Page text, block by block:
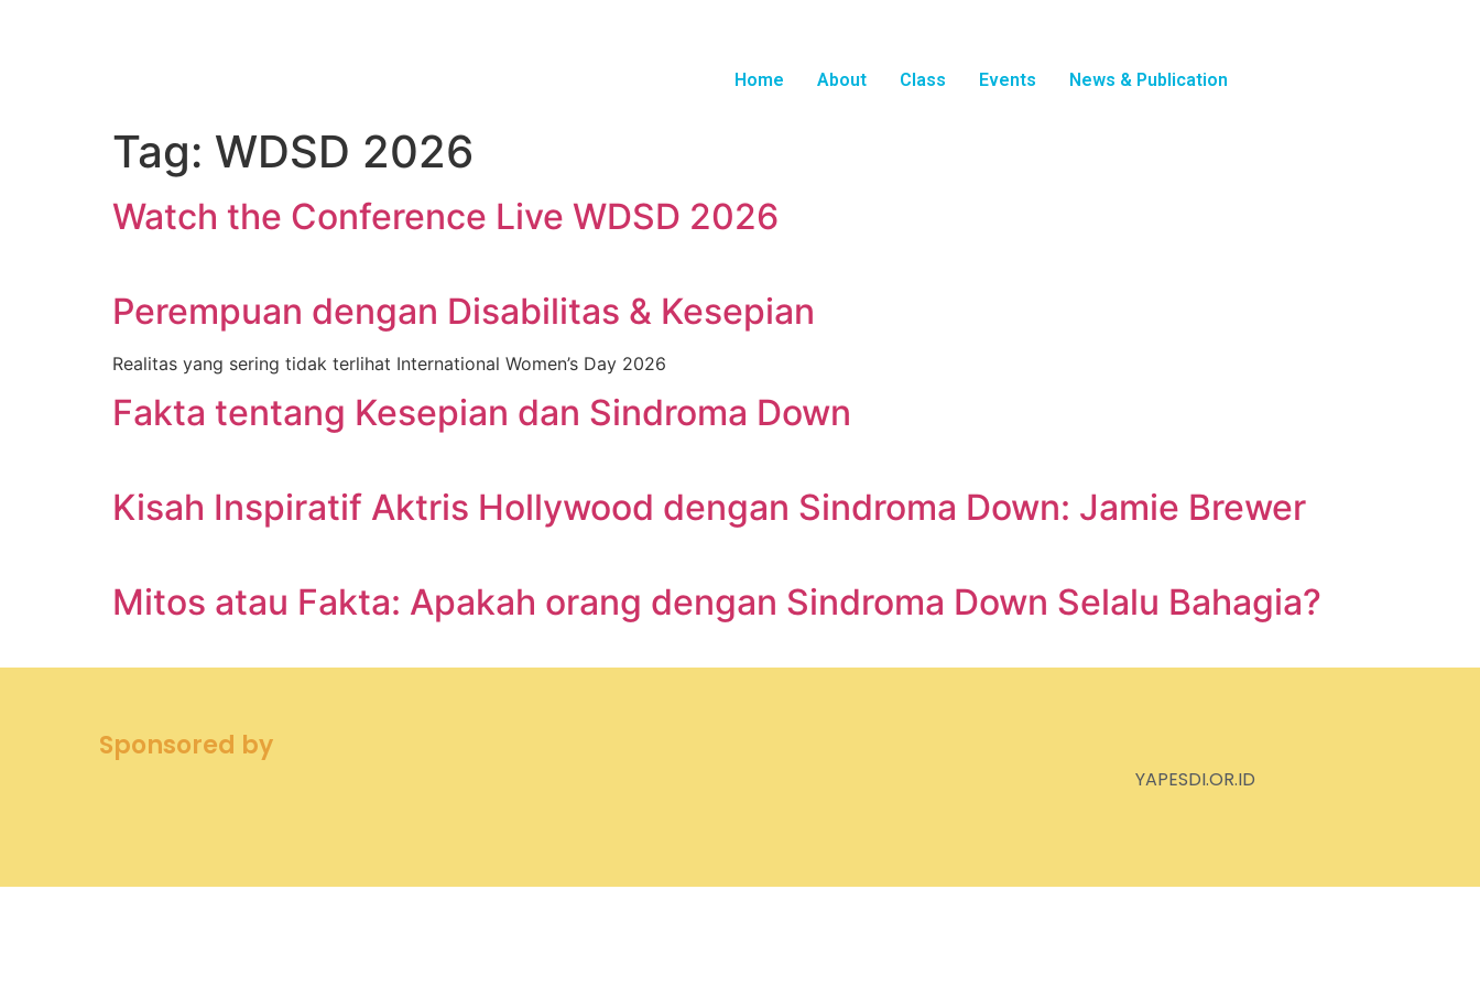
Home About Class Events News & Publication
Tag: WDSD 2026
Watch the Conference Live WDSD 2026
Perempuan dengan Disabilitas & Kesepian
Realitas yang sering tidak terlihat International Women’s Day 2026
Fakta tentang Kesepian dan Sindroma Down
Kisah Inspiratif Aktris Hollywood dengan Sindroma Down: Jamie Brewer
Mitos atau Fakta: Apakah orang dengan Sindroma Down Selalu Bahagia?
Sponsored by
YAPESDI.OR.ID